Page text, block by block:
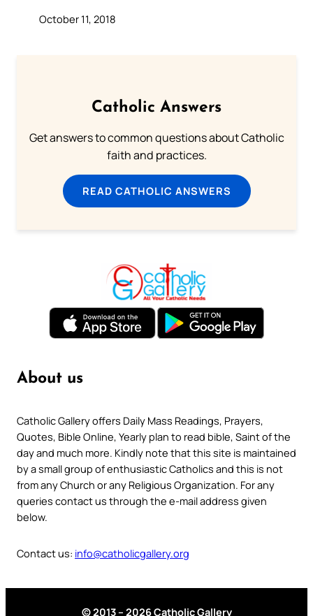
October 11, 2018
Catholic Answers
Get answers to common questions about Catholic
faith and practices.
READ CATHOLIC ANSWERS
About us
Catholic Gallery offers Daily Mass Readings, Prayers,
Quotes, Bible Online, Yearly plan to read bible, Saint of the
day and much more. Kindly note that this site is maintained
by a small group of enthusiastic Catholics and this is not
from any Church or any Religious Organization. For any
queries contact us through the e-mail address given
below.
Contact us: info@catholicgallery.org
© 2013 – 2026 Catholic Gallery